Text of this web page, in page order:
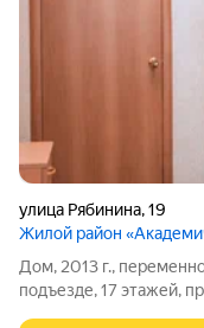
улица Рябинина,19
Жилой район
Дом, 2013 г.,
подъезде, 17 этажей,